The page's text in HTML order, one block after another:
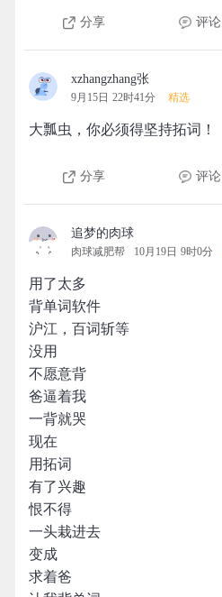
分享 评论
xzhangzhang张
9月15日 22时41分 精选
大瓢虫，你必须得坚持拓词！
分享 评论
追梦的肉球
肉球减肥帮 10月19日 9时0分
用了太多
背单词软件
沪江，百词斩等
没用
不愿意背
爸逼着我
一背就哭
现在
用拓词
有了兴趣
恨不得
一头栽进去
变成
求着爸